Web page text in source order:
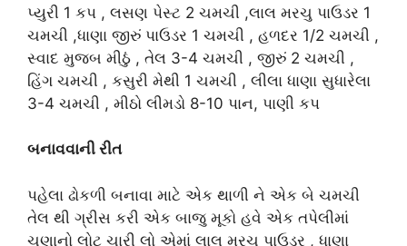
પ્યુરી 1 કપ , લસણ પેસ્ટ 2 ચમચી ,લાલ મરચુ પાઉડર 1
ચમચી ,ધાણા જીરું પાઉડર 1 ચમચી , હળદર 1/2 ચમચી ,
સ્વાદ મુજબ મીઠું , તેલ 3-4 ચમચી , જીરું 2 ચમચી ,
હિંગ ચમચી , કસુરી મેથી 1 ચમચી , લીલા ધાણા સુધારેલા
3-4 ચમચી , મીઠો લીમડો 8-10 પાન, પાણી કપ
બનાવવાની રીત
પહેલા ઢોકળી બનાવા માટે એક થાળી ને એક બે ચમચી
તેલ થી ગ્રીસ કરી એક બાજુ મૂકો હવે એક તપેલીમાં
ચણાનો લોટ ચારી લો એમાં લાલ મરચુ પાઉડર , ધાણા